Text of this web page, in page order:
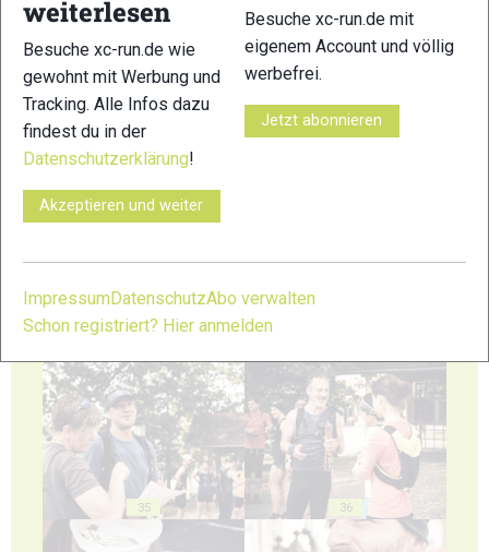
31
35 36
weiterlesen
Besuche xc-run.de wie
gewohnt mit Werbung und
Tracking. Alle Infos dazu
findest du in der
Datenschutzerklärung!
Akzeptieren und weiter
Besuche xc-run.de mit
eigenem Account und völlig
werbefrei.
Jetzt abonnieren
Impressum DatenschutzAbo verwalten
Schon registriert? Hier anmelden